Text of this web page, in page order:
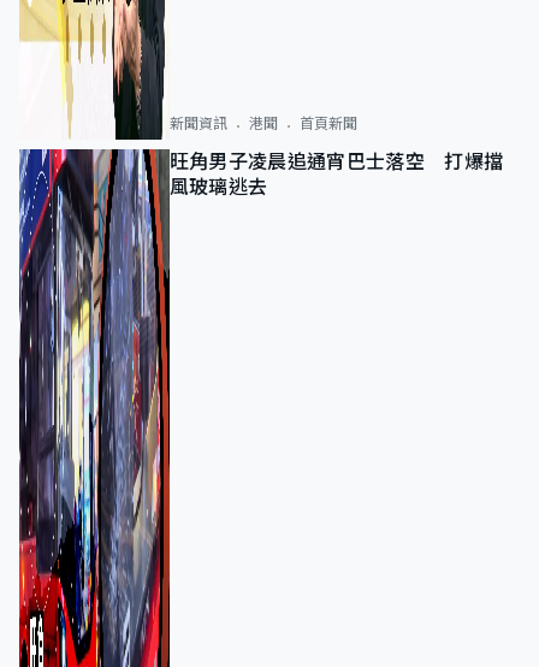
新聞資訊 港聞 首頁新聞
旺角男子凌晨追通宵巴士落空 打爆擋
風玻璃逃去